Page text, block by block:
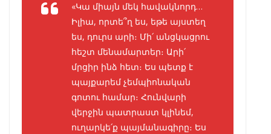
«Կա միայն մեկ հավակնորդ…
Իլիա, որտե՞ղ ես, եթե այստեղ
ես, դուրս արի։ Մի՛ անցկացրու
հեշտ մենամարտեր։ Արի՛
մրցիր ինձ հետ։ Ես պետք է
պայքարեմ չեմպիոնական
գոտու համար։ Հունվարի
վերջին պատրաստ կլինեմ,
ուղարկե՛ք պայմանագիրը։ Ես